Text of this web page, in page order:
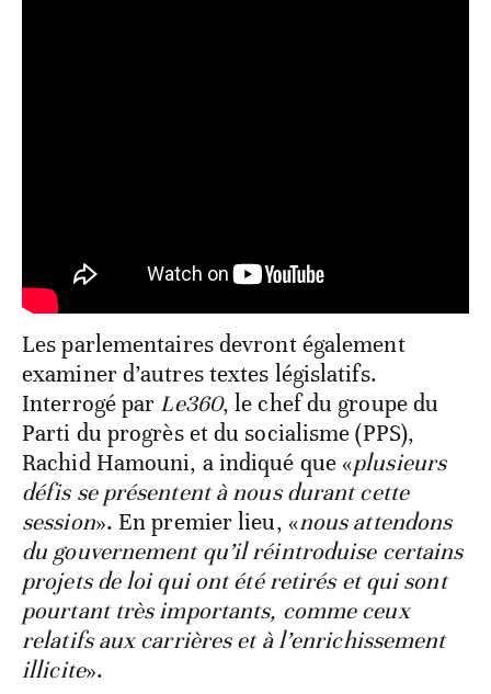
Les parlementaires devront également
examiner d’autres textes législatifs.
Interrogé par Le360, le chef du groupe du
Parti du progrès et du socialisme (PPS),
Rachid Hamouni, a indiqué que «plusieurs
défis se présentent à nous durant cette
session». En premier lieu, «nous attendons
du gouvernement qu’il réintroduise certains
projets de loi qui ont été retirés et qui sont
pourtant très importants, comme ceux
relatifs aux carrières et à l’enrichissement
illicite».